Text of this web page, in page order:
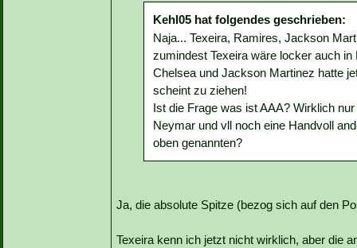
Kehl05 hat folgendes geschrieben:
Naja... Texeira, Ramires, Jackson
zumindest Texeira wäre locker auch
Chelsea und Jackson Martinez hatte
scheint zu ziehen!
Ist die Frage was ist AAA? Wirklich
Neymar und vll noch eine Handvoll
oben genannten?
Ja, die absolute Spitze (bezog sich auf den
Texeira kenn ich jetzt nicht wirklich, aber die